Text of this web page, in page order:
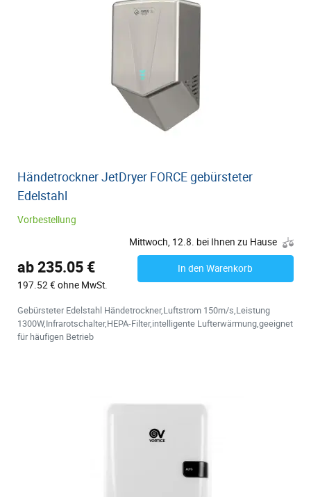
Händetrockner JetDryer FORCE gebürsteter
Edelstahl
Vorbestellung
Mittwoch, 12.8. bei Ihnen zu Hause
ab 235.05 €
197.52 € ohne MwSt.
In den Warenkorb
Gebürsteter Edelstahl Händetrockner,Luftstrom 150m/s,Leistung
1300W,Infrarotschalter,HEPA-Filter,intelligente Lufterwärmung,geeignet
für häufigen Betrieb